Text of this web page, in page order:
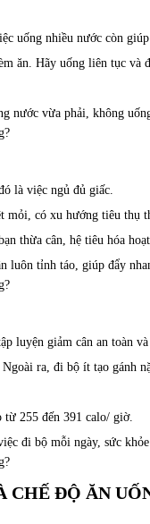
uống nhiều nước còn
ăn. Hãy uống liên tục và
nước vừa phải, không
là việc ngủ đủ giấc.
có xu hướng tiêu thụ
thừa cân, hệ tiêu hóa
luôn tỉnh táo, giúp đẩy
luyện giảm cân an toàn
ra, đi bộ ít tạo gánh
255 đến 391 calo/ giờ.
đi bộ mỗi ngày, sức
CHẾ ĐỘ ĂN